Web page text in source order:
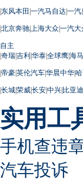
|东风本田 |一汽马自达|一汽
|北京奔驰| 上海大众|一汽大
自主
|奇瑞|吉利|华泰|全球鹰|海马
|帝豪|英伦汽车|华晨中华|
|长城|荣威|长安|中兴|比亚迪
实用工
手机查违
汽车投诉